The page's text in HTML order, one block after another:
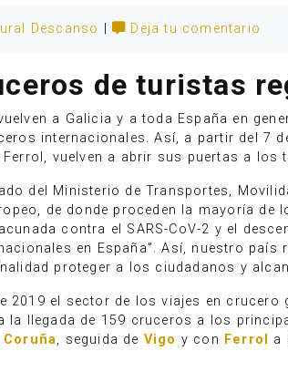
Descanso | Deja tu comentario
de turistas
a Galicia y a toda España en
internacionales. Así, a partir del 7
Ferrol, vuelven a abrir sus puertas a
del Ministerio de Transportes,
de donde proceden la mayoría
contra el SARS-CoV-2 y el
en España”. Así, nuestro
proteger a los ciudadanos y
2019 el sector de los viajes en
la llegada de 159 cruceros a los
Coruña, seguida de Vigo y con Ferrol a